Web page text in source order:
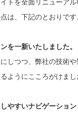
トを全面リニューアル
は、下記のとおりです
を一新いたしました。
しつつ、弊社の技術
ようにこころがけまし
やすいナビゲーション